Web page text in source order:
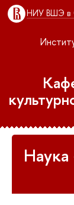
НИУ ВШЭ в